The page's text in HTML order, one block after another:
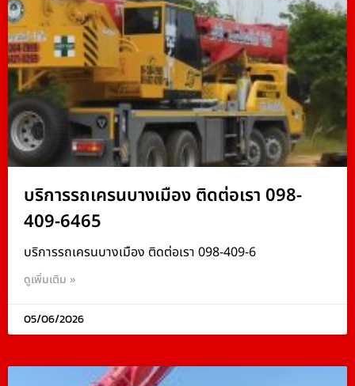
บริการรถเครนบางเมือง ติดต่อเรา 098-
409-6465
บริการรถเครนบางเมือง ติดต่อเรา 098-409-6
ดูเพิ่มเติม »
05/06/2026